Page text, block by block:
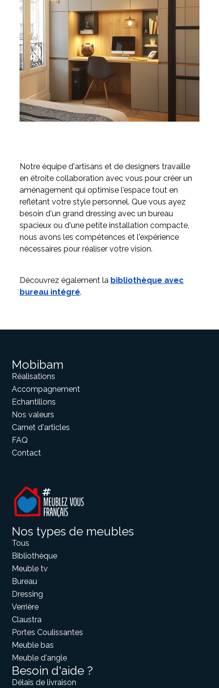
Notre équipe d'artisans et de designers travaille
en étroite collaboration avec vous pour créer un
aménagement qui optimise l'espace tout en
reflétant votre style personnel. Que vous ayez
besoin d'un grand dressing avec un bureau
spacieux ou d'une petite installation compacte,
nous avons les compétences et l'expérience
nécessaires pour réaliser votre vision.
Découvrez également la bibliothèque avec
bureau intégré.
Mobibam
Réalisations
Accompagnement
Echantillons
Nos valeurs
Carnet d'articles
FAQ
Contact
Nos types de meubles
Tous
Bibliothèque
Meuble tv
Bureau
Dressing
Verrière
Claustra
Portes Coulissantes
Meuble bas
Meuble d'angle
Besoin d'aide ?
Délais de livraison